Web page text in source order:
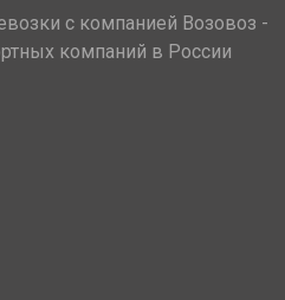
с компанией Возовоз -
компаний в России